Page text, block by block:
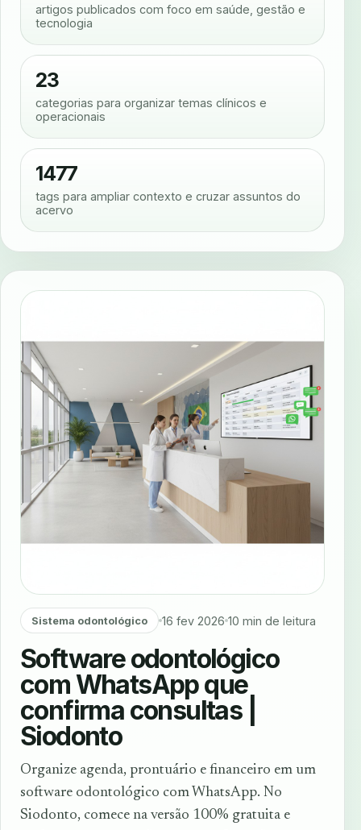
artigos publicados com foco em saúde, gestão e
tecnologia
23
categorias para organizar temas clínicos e
operacionais
1477
tags para ampliar contexto e cruzar assuntos do
acervo
Sistema odontológico 16 fev 2026 10 min de leitura
Software odontológico
com WhatsApp que
confirma consultas |
Siodonto
Organize agenda, prontuário e financeiro em um
software odontológico com WhatsApp. No
Siodonto, comece na versão 100% gratuita e